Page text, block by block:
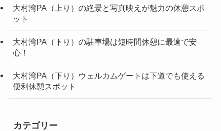
大村湾PA（上り）の絶景と写真映えが魅力の休憩スポ
ット
大村湾PA（下り）の駐車場は短時間休憩に最適で安
心！
大村湾PA（下り）ウェルカムゲートは下道でも使える
便利休憩スポット
カテゴリー